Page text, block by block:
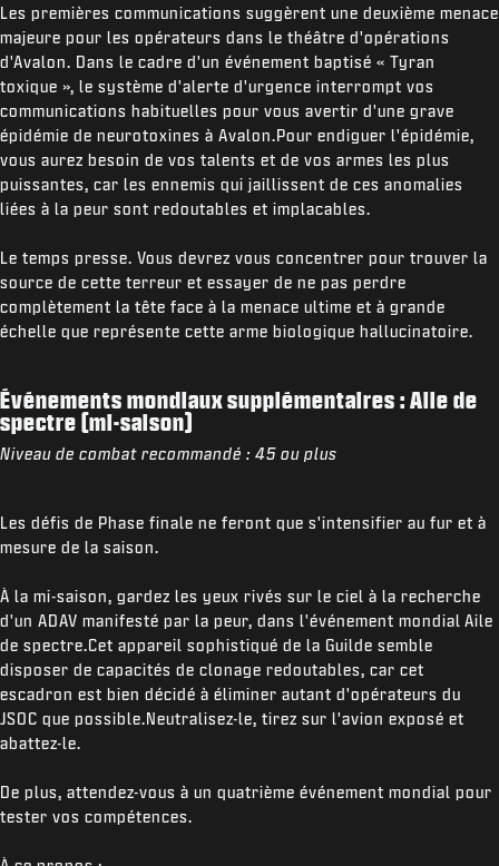
Les premières communications suggèrent une deuxième menace
majeure pour les opérateurs dans le théâtre d'opérations
d'Avalon. Dans le cadre d'un événement baptisé « Tyran
toxique », le système d'alerte d'urgence interrompt vos
communications habituelles pour vous avertir d'une grave
épidémie de neurotoxines à Avalon.Pour endiguer l'épidémie,
vous aurez besoin de vos talents et de vos armes les plus
puissantes, car les ennemis qui jaillissent de ces anomalies
liées à la peur sont redoutables et implacables.
Le temps presse. Vous devrez vous concentrer pour trouver la
source de cette terreur et essayer de ne pas perdre
complètement la tête face à la menace ultime et à grande
échelle que représente cette arme biologique hallucinatoire.
Événements mondiaux supplémentaires : Aile de
spectre (mi-saison)
Niveau de combat recommandé : 45 ou plus
Les défis de Phase finale ne feront que s'intensifier au fur et à
mesure de la saison.
À la mi-saison, gardez les yeux rivés sur le ciel à la recherche
d'un ADAV manifesté par la peur, dans l'événement mondial Aile
de spectre.Cet appareil sophistiqué de la Guilde semble
disposer de capacités de clonage redoutables, car cet
escadron est bien décidé à éliminer autant d'opérateurs du
JSOC que possible.Neutralisez-le, tirez sur l'avion exposé et
abattez-le.
De plus, attendez-vous à un quatrième événement mondial pour
tester vos compétences.